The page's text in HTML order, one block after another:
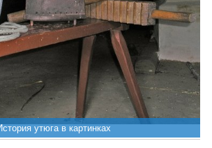
утюга в картинках